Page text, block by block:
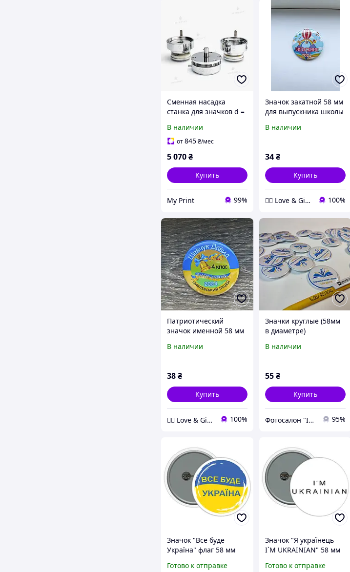
Сменная насадка
станка для значков d =
В наличии
от845₴/мес
5 070₴
Купить
My Print 99%
Значок закатной 58 мм
для выпускника школы
Love&Gifts
В наличии
34₴
Купить
❤️‍🔥 Love & Gifts 🎁 100%
Патриотический
значок именной 58 мм
Вашими надписями
В наличии
38₴
Купить
❤️‍🔥 Love & Gifts 🎁 100%
Значки круглые (58мм
в диаметре)
В наличии
55₴
Купить
Фотосалон "Івевал" 95%
Значок "Все буде
Україна" флаг 58 мм
Готово к отправке
Значок "Я українець
I`M UKRAINIAN" 58 мм
Готово к отправке